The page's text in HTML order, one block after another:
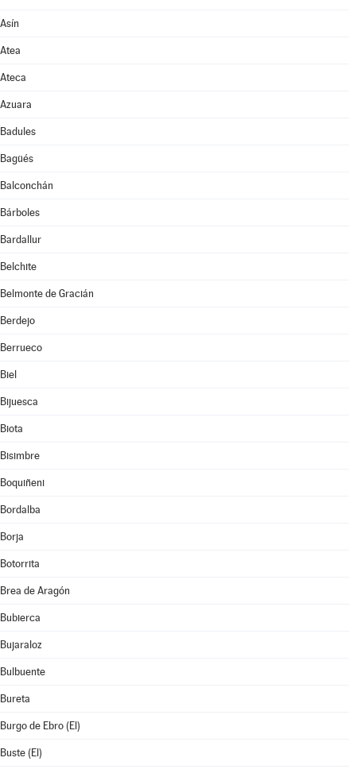
Asín
Atea
Ateca
Azuara
Badules
Bagüés
Balconchán
Bárboles
Bardallur
Belchite
Belmonte de Gracián
Berdejo
Berrueco
Biel
Bijuesca
Biota
Bisimbre
Boquiñeni
Bordalba
Borja
Botorrita
Brea de Aragón
Bubierca
Bujaraloz
Bulbuente
Bureta
Burgo de Ebro (El)
Buste (El)